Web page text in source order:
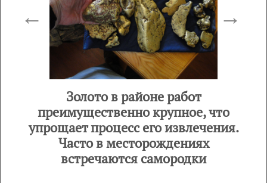
← →
Золото в районе работ
преимущественно крупное, что
упрощает процесс его извлечения.
Часто в месторождениях
встречаются самородки